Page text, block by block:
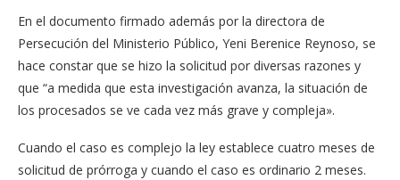
En el documento firmado además por la directora de
Persecución del Ministerio Público, Yeni Berenice Reynoso, se
hace constar que se hizo la solicitud por diversas razones y
que “a medida que esta investigación avanza, la situación de
los procesados se ve cada vez más grave y compleja».
Cuando el caso es complejo la ley establece cuatro meses de
solicitud de prórroga y cuando el caso es ordinario 2 meses.